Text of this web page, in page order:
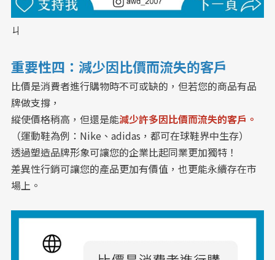
ㄐ
重要性四：減少因比價而流失的客戶
比價是消費者進行購物時不可或缺的，但若您的商品有品
牌做支撐，
縱使價格稍高，但還是能減少許多因比價而流失的客戶。
（運動鞋為例：Nike、adidas，都可在球鞋界中生存）
透過塑造品牌形象可讓您的企業比起同業更加獨特！
差異性行銷可讓您的產品更加有價值，也更能永續存在市
場上。